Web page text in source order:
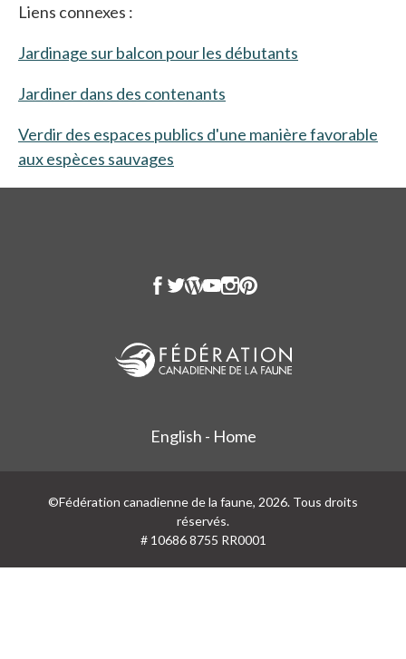
Liens connexes :
Jardinage sur balcon pour les débutants
Jardiner dans des contenants
Verdir des espaces publics d'une manière favorable
aux espèces sauvages
English - Home
©Fédération canadienne de la faune, 2026. Tous droits
réservés.
# 10686 8755 RR0001